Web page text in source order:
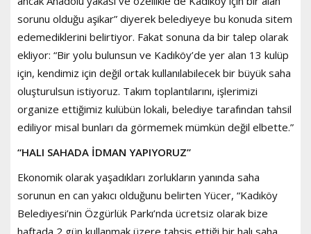
sorunu olduğu aşikar” diyerek belediyeye bu konuda sitem
edemediklerini belirtiyor. Fakat sonuna da bir talep olarak
ekliyor: “Bir yolu bulunsun ve Kadıköy’de yer alan 13 kulüp
için, kendimiz için değil ortak kullanılabilecek bir büyük saha
oluşturulsun istiyoruz. Takım toplantılarını, işlerimizi
organize ettiğimiz kulübün lokali, belediye tarafından tahsil
ediliyor misal bunları da görmemek mümkün değil elbette.”
“HALI SAHADA İDMAN YAPIYORUZ”
Ekonomik olarak yaşadıkları zorlukların yanında saha
sorunun en can yakıcı olduğunu belirten Yücer, “Kadıköy
Belediyesi’nin Özgürlük Parkı’nda ücretsiz olarak bize
haftada 2 gün kullanmak üzere tahsis ettiği bir halı saha